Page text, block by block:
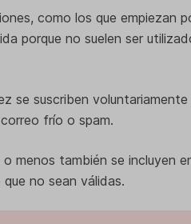
como los que empiezan
porque no suelen ser
se suscriben
frío o spam.
menos también se incluyen
no sean válidas.